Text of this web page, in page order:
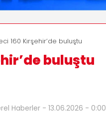
160 Kırşehir’de buluştu
buluştu
Haberler - 13.06.2026 - 0:00